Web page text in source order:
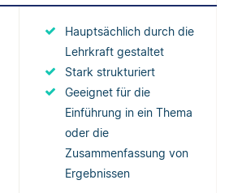
Hauptsächlich durch die
Lehrkraft gestaltet
Stark strukturiert
Geeignet für die
Einführung in ein Thema
oder die
Zusammenfassung von
Ergebnissen